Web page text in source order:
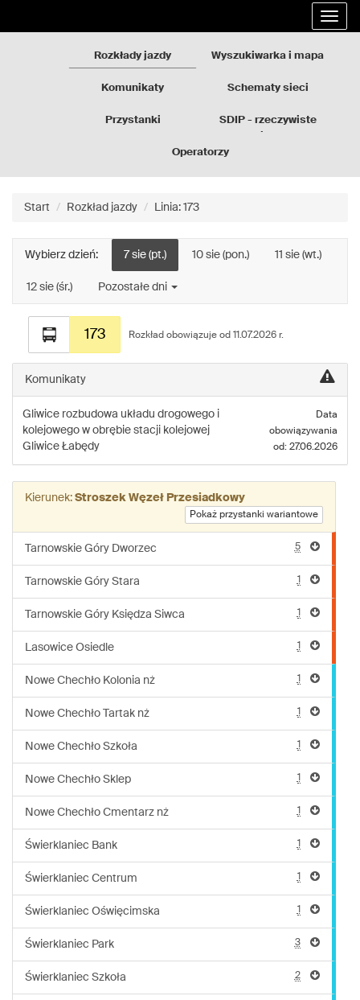
Rozkłady jazdy Wyszukiwarka i mapa
Komunikaty Schematy sieci
Przystanki
SDIP - rzeczywiste
Operatorzy
Start Rozkład jazdy Linia: 173
Wybierz dzień: 7 sie (pt.) 10 sie (pon.) 11 sie (wt.)
12 sie (śr.) Pozostałe dni
173
jazdy
linii:
Rozkład obowiązuje od 11.07.2026 r.
Komunikaty
Gliwice rozbudowa układu drogowego i
kolejowego w obrębie stacji kolejowej
Gliwice Łabędy
Data
obowiązywania
od: 27.06.2026
Kierunek: Stroszek Węzeł Przesiadkowy
Pokaż przystanki wariantowe
Tarnowskie Góry Dworzec 5
Tarnowskie Góry Stara 1
Tarnowskie Góry Księdza Siwca 1
Lasowice Osiedle 1
Nowe Chechło Kolonia nż 1
Nowe Chechło Tartak nż 1
Nowe Chechło Szkoła 1
Nowe Chechło Sklep 1
Nowe Chechło Cmentarz nż 1
Świerklaniec Bank 1
Świerklaniec Centrum 1
Świerklaniec Oświęcimska 1
Świerklaniec Park 3
Świerklaniec Szkoła 2